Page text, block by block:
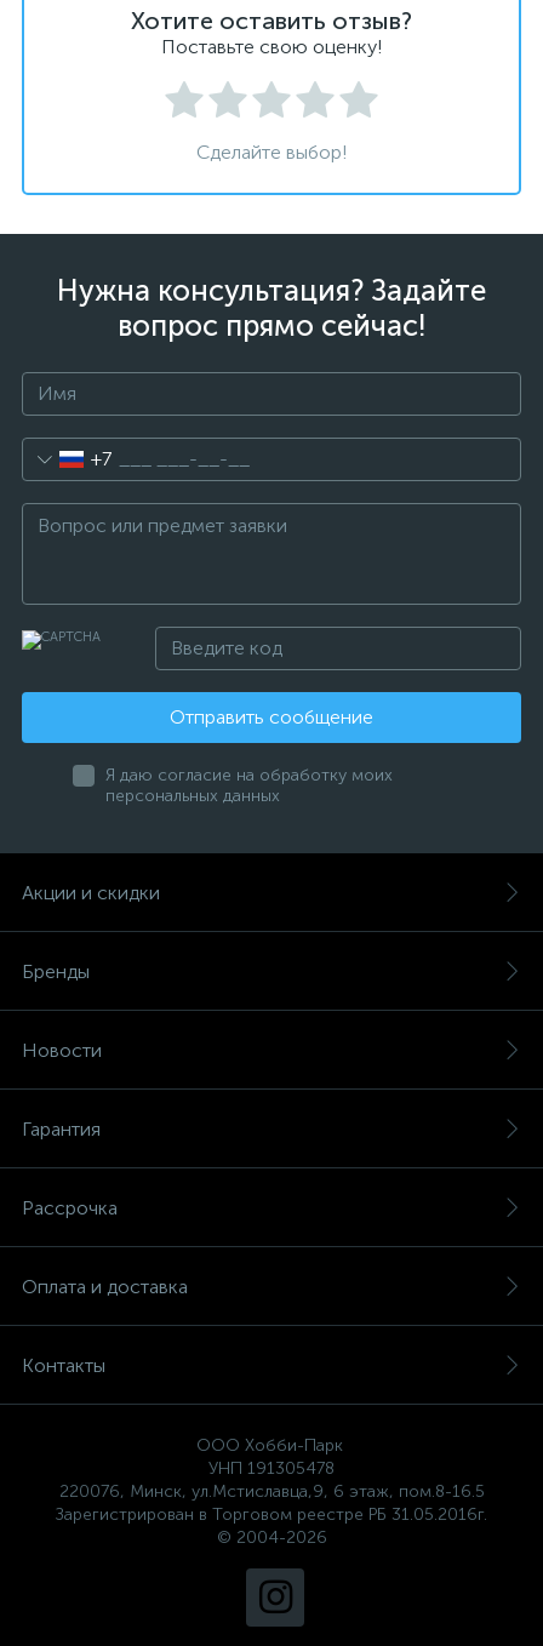
Хотите оставить отзыв?
Поставьте свою оценку!
Сделайте выбор!
Нужна консультация? Задайте
вопрос прямо сейчас!
+7
Отправить сообщение
Я даю согласие на обработку моих
персональных данных
Акции и скидки
Бренды
Новости
Гарантия
Рассрочка
Оплата и доставка
Контакты
ООО Хобби-Парк
УНП 191305478
220076, Минск, ул.Мстиславца,9, 6 этаж, пом.8-16.5
Зарегистрирован в Торговом реестре РБ 31.05.2016г.
© 2004-2026